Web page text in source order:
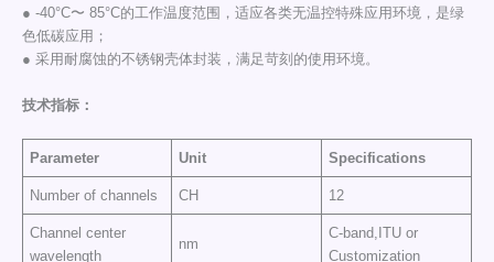
● -40°C〜 85°C的工作温度范围，适应各类无温控特殊应用环境，是绿
色低碳应用；
● 采用耐腐蚀的不锈钢壳体封装，满足苛刻的使用环境。
技术指标：
Parameter Unit Specifications
Number of channels CH 12
Channel center
wavelength
nm
C-band,ITU or
Customization